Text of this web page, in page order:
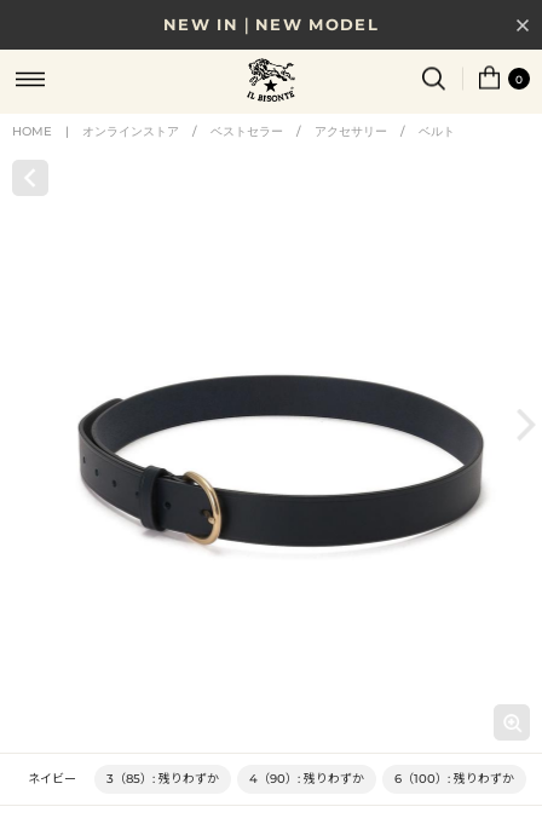
NEW IN｜NEW MODEL
8/17(月)10時まで｜税込11,000円以上で送料無料
贈る相手やシーンから選べる、新しいギフトガイド
0
HOME | オンラインストア / ベストセラー / アクセサリー / ベルト
ネイビー 3（85）: 残りわずか 4（90）: 残りわずか 6（100）: 残りわずか